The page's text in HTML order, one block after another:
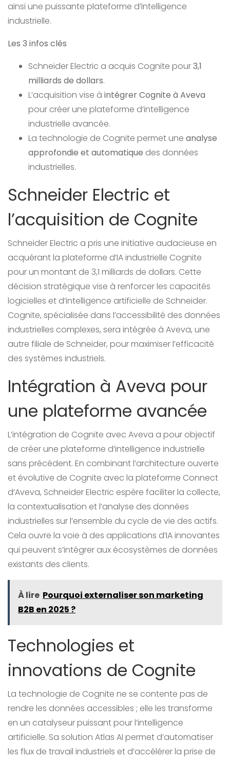
ainsi une puissante plateforme d’intelligence
industrielle.
Les 3 infos clés
Schneider Electric a acquis Cognite pour3,1
milliards de dollars.
L’acquisition vise à intégrer Cognite à Aveva
pour créer une plateforme d’intelligence
industrielle avancée.
La technologie de Cognite permet une analyse
approfondie et automatique des données
industrielles.
Schneider Electric et
l’acquisition de Cognite
Schneider Electric a pris une initiative audacieuse en
acquérant la plateforme d’IA industrielle Cognite
pour un montant de 3,1 milliards de dollars. Cette
décision stratégique vise à renforcer les capacités
logicielles et d’intelligence artificielle de Schneider.
Cognite, spécialisée dans l’accessibilité des données
industrielles complexes, sera intégrée à Aveva, une
autre filiale de Schneider, pour maximiser l’efficacité
des systèmes industriels.
Intégration à Aveva pour
une plateforme avancée
L’intégration de Cognite avec Aveva a pour objectif
de créer une plateforme d’intelligence industrielle
sans précédent. En combinant l’architecture ouverte
et évolutive de Cognite avec la plateforme Connect
d’Aveva, Schneider Electric espère faciliter la collecte,
la contextualisation et l’analyse des données
industrielles sur l’ensemble du cycle de vie des actifs.
Cela ouvre la voie à des applications d’IA innovantes
qui peuvent s’intégrer aux écosystèmes de données
existants des clients.
À lire Pourquoi externaliser son marketing
B2B en 2025 ?
Technologies et
innovations de Cognite
La technologie de Cognite ne se contente pas de
rendre les données accessibles ; elle les transforme
en un catalyseur puissant pour l’intelligence
artificielle. Sa solution Atlas AI permet d’automatiser
les flux de travail industriels et d’accélérer la prise de